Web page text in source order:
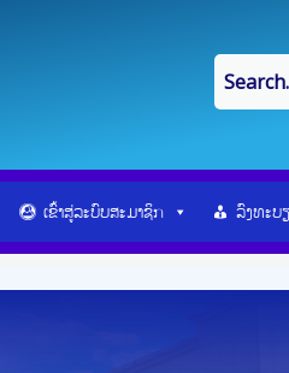
ເຂົ້າສູ່ລະບົບສະມາຊິກ ລົງທະບ